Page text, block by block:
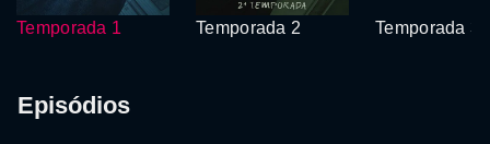
Temporada 1 Temporada 2 Temporada 3
Episódios